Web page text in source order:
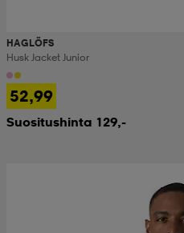
HAGLÖFS
Husk Jacket Junior
52,99
Suositushinta 129,-